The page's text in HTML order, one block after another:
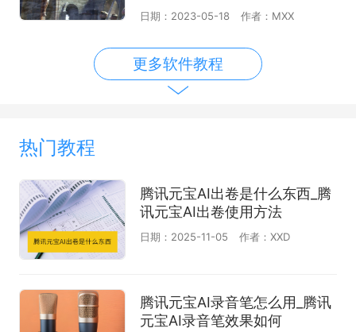
日期：2023-05-18 作者：MXX
更多软件教程
热门教程
腾讯元宝AI出卷是什么东西_腾
讯元宝AI出卷使用方法
日期：2025-11-05 作者：XXD
腾讯元宝AI录音笔怎么用_腾讯
元宝AI录音笔效果如何